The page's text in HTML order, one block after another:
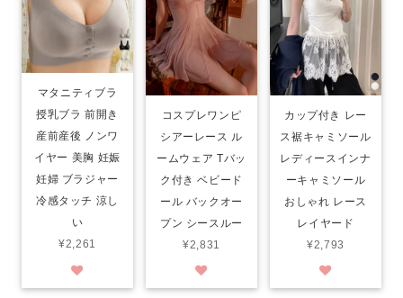
マタニティブラ
授乳ブラ 前開き
産前産後 ノンワ
イヤー 美胸 妊娠
妊婦 ブラジャー
冷感タッチ 涼し
い
¥2,261
コスプレワンピ
シアーレース ル
ームウェア Tバッ
ク付き ベビード
ール バックオー
プン シースルー
¥2,831
カップ付き レー
ス裾キャミソール
レディースインナ
ーキャミソール
おしゃれ レース
レイヤード
¥2,793